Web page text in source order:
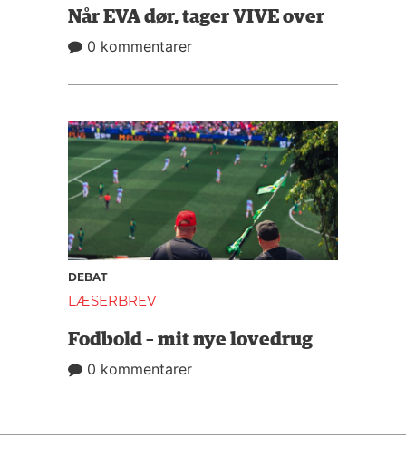
Når EVA dør, tager VIVE over
0 kommentarer
DEBAT
LÆSERBREV
Fodbold – mit nye lovedrug
0 kommentarer